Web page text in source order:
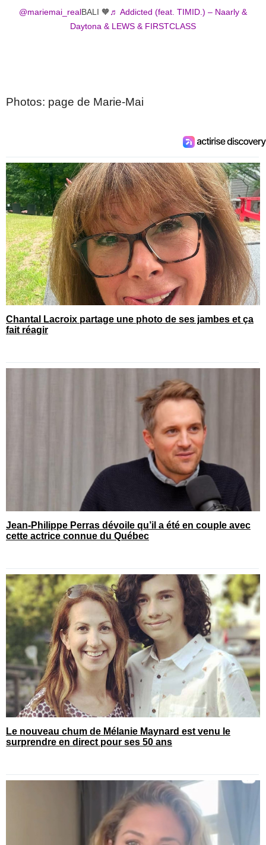
@mariemai_realBALI 🧡♬ Addicted (feat. TIMID.) – Naarly &
Daytona & LEWS & FIRSTCLASS
Photos: page de Marie-Mai
Chantal Lacroix partage une photo de ses jambes et ça
fait réagir
Jean-Philippe Perras dévoile qu’il a été en couple avec
cette actrice connue du Québec
Le nouveau chum de Mélanie Maynard est venu le
surprendre en direct pour ses 50 ans